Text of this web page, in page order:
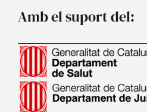
k
Amb el suport del: